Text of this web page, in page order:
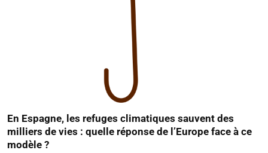
En Espagne, les refuges climatiques sauvent des
milliers de vies : quelle réponse de l’Europe face à ce
modèle ?